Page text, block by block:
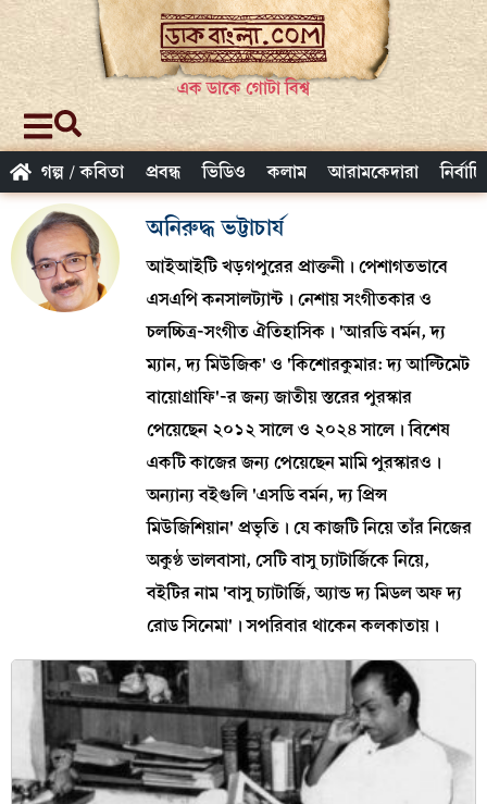
এক ডাকে গোটা বিশ্ব
গল্প / কবিতা প্রবন্ধ ভিডিও কলাম আরামকেদারা
অনিরুদ্ধ ভট্টাচার্য
আইআইটি খড়গপুরের প্রাক্তনী। পেশাগতভাবে
এসএপি কনসালট্যান্ট। নেশায় সংগীতকার ও
চলচ্চিত্র-সংগীত ঐতিহাসিক। 'আরডি বর্মন, দ্য
ম্যান, দ্য মিউজিক' ও 'কিশোরকুমার: দ্য আল্টিমেট
বায়োগ্রাফি'-র জন্য জাতীয় স্তরের পুরস্কার
পেয়েছেন ২০১২ সালে ও ২০২৪ সালে। বিশেষ
একটি কাজের জন্য পেয়েছেন মামি পুরস্কারও।
অন্যান্য বইগুলি 'এসডি বর্মন, দ্য প্রিন্স
মিউজিশিয়ান' প্রভৃতি। যে কাজটি নিয়ে তাঁর নিজের
অকুণ্ঠ ভালবাসা, সেটি বাসু চ্যাটার্জিকে নিয়ে,
বইটির নাম 'বাসু চ্যাটার্জি, অ্যান্ড দ্য মিডল অফ দ্য
রোড সিনেমা'। সপরিবার থাকেন কলকাতায়।